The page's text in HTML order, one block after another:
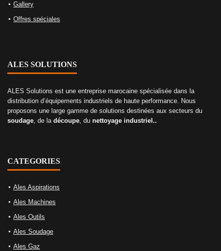
Gallery
Offres spéciales
ALES SOLUTIONS
ALES Solutions est une entreprise marocaine spécialisée dans la
distribution d’équipements industriels de haute performance. Nous
proposons une large gamme de solutions destinées aux secteurs du
soudage, de la découpe, du nettoyage industriel..
CATEGORIES
Ales Aspirations
Ales Machines
Ales Outils
Ales Soudage
Ales Gaz